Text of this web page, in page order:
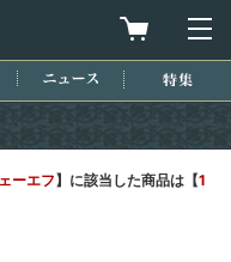
買物カゴを
シリーズ ニュース
ーエフ】に該当した商品は【1